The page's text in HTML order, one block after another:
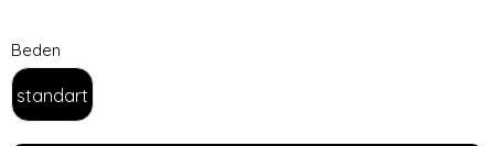
Beden
standart